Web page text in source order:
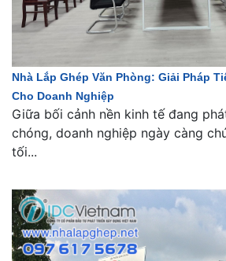
Nhà Lắp Ghép Văn Phòng: Giải Pháp
Cho Doanh Nghiệp
Giữa bối cảnh nền kinh tế đang
chóng, doanh nghiệp ngày càng
tối...